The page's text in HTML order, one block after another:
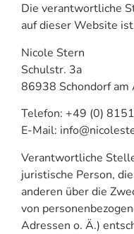
Die verantwortliche
auf dieser Website
Nicole Stern
Schulstr. 3a
86938 Schondorf am
Telefon: +49 (0)
E-Mail:
Verantwortliche
juristische Person,
anderen über die
von
Adressen o. Ä.)